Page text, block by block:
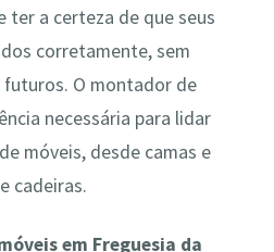
ter a certeza de que seus
corretamente, sem
futuros. O montador de
necessária para lidar
móveis, desde camas e
cadeiras.
em Freguesia da